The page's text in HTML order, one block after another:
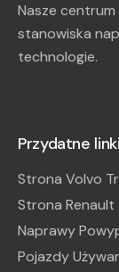
Nasze
stanowiska
technologie.
Przydatne linki
Strona Volvo
Strona Renault
Naprawy
Pojazdy